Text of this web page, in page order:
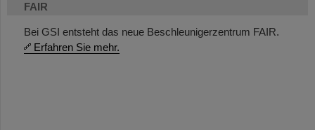
FAIR
Bei GSI entsteht das neue Beschleunigerzentrum FAIR.
Erfahren Sie mehr.